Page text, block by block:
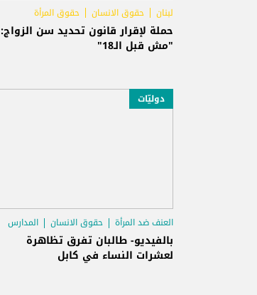
لبنان حقوق الانسان حقوق المرأة
حملة لإقرار قانون تحديد سن الزواج:
"مش قبل الـ18"
دوليّات
العنف ضد المرأة حقوق الانسان المدارس
بالفيديو- طالبان تفرق تظاهرة
لعشرات النساء في كابل